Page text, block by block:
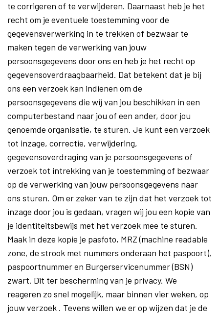
te corrigeren of te verwijderen. Daarnaast heb je het
recht om je eventuele toestemming voor de
gegevensverwerking in te trekken of bezwaar te
maken tegen de verwerking van jouw
persoonsgegevens door ons en heb je het recht op
gegevensoverdraagbaarheid. Dat betekent dat je bij
ons een verzoek kan indienen om de
persoonsgegevens die wij van jou beschikken in een
computerbestand naar jou of een ander, door jou
genoemde organisatie, te sturen. Je kunt een verzoek
tot inzage, correctie, verwijdering,
gegevensoverdraging van je persoonsgegevens of
verzoek tot intrekking van je toestemming of bezwaar
op de verwerking van jouw persoonsgegevens naar
ons sturen. Om er zeker van te zijn dat het verzoek tot
inzage door jou is gedaan, vragen wij jou een kopie van
je identiteitsbewijs met het verzoek mee te sturen.
Maak in deze kopie je pasfoto, MRZ (machine readable
zone, de strook met nummers onderaan het paspoort),
paspoortnummer en Burgerservicenummer (BSN)
zwart. Dit ter bescherming van je privacy. We
reageren zo snel mogelijk, maar binnen vier weken, op
jouw verzoek . Tevens willen we er op wijzen dat je de